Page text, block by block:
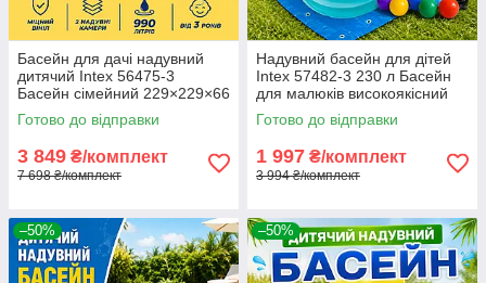
Басейн для дачі надувний
дитячий Intex 56475-3
Басейн сімейний 229×229×66
см Квадратний надувний
басейн для дітей
Готово до відправки
3 849 ₴/комплект
7 698 ₴/комплект
Надувний басейн для дітей
Intex 57482-3 230 л Басейн
для малюків високоякісний
вініл 163×107×46 см Басейн
для двору 3 камери 230 л
Готово до відправки
1 997 ₴/комплект
3 994 ₴/комплект
–50% –50%